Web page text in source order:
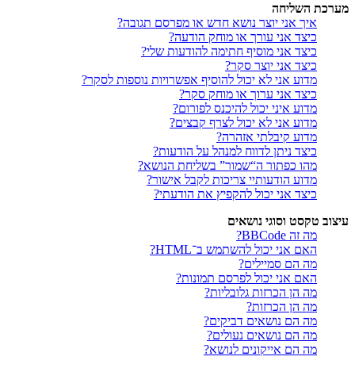
מערכת השליחה
איך אני יוצר נושא חדש או מפרסם תגובה?
כיצד אני עורך או מוחק הודעה?
כיצד אני מוסיף חתימה להודעות שלי?
כיצד אני יוצר סקר?
מדוע אני לא יכול להוסיף אפשרויות נוספות לסקר?
כיצד אני ערוך או מוחק סקר?
מדוע איני יכול להיכנס לפורום?
מדוע אני לא יכול לצרף קבצים?
מדוע קיבלתי אזהרה?
כיצד ניתן לדווח למנהל על הודעות?
מהו כפתור ה“שמור” בשליחת הנושא?
מדוע הודעותיי צריכות לקבל אישור?
כיצד אני יכול להקפיץ את הודעתי?
עיצוב טקסט וסוגי נושאים
מה זה BBCode?
האם אני יכול להשתמש ב־HTML?
מה הם סמיילים?
האם אני יכול לפרסם תמונות?
מה הן הכרזות גלובליות?
מה הן הכרזות?
מה הם נושאים דביקים?
מה הם נושאים נעולים?
מה הם אייקונים לנושא?